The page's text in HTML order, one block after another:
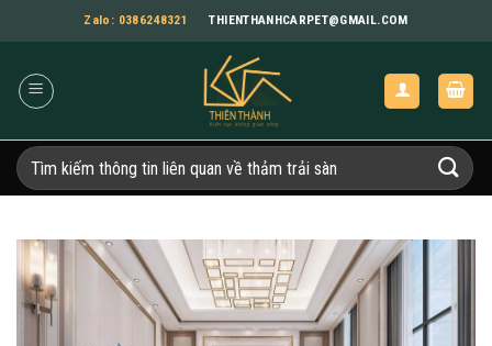
qua
dung
Zalo: 0386248321 THIENTHANHCARPET@GMAIL.COM
Tìm
kiếm: